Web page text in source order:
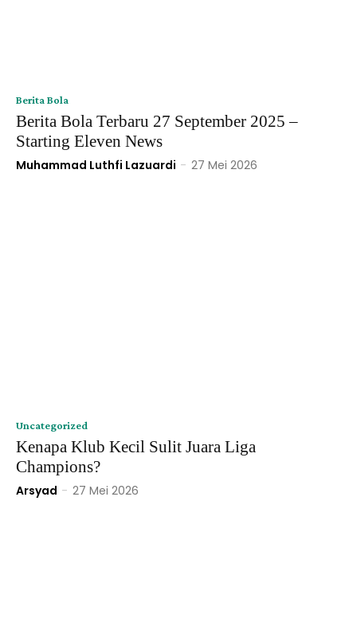
Berita Bola
Berita Bola Terbaru 27 September 2025 –
Starting Eleven News
Muhammad Luthfi Lazuardi - 27 Mei 2026
Uncategorized
Kenapa Klub Kecil Sulit Juara Liga
Champions?
Arsyad - 27 Mei 2026